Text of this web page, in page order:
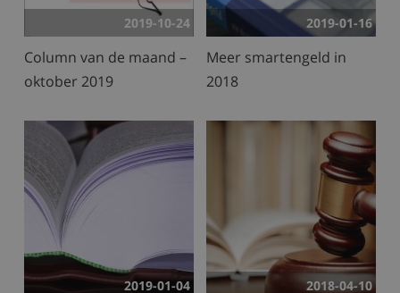
2019-10-24
Column van de maand –
oktober 2019
2019-01-16
Meer smartengeld in
2018
2019-01-04 2018-04-10